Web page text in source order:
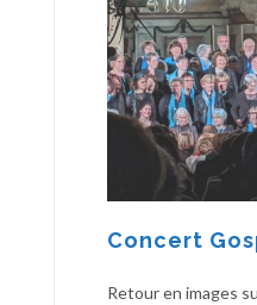
Concert
Retour en images